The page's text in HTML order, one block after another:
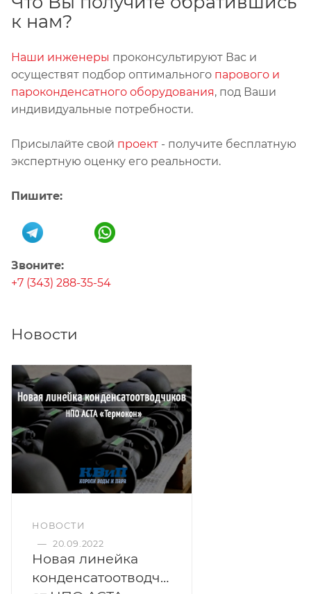
к нам?
Наши инженеры проконсультируют Вас и
осуществят подбор оптимального парового и
пароконденсатного оборудования, под Ваши
индивидуальные потребности.
Присылайте свой проект - получите бесплатную
экспертную оценку его реальности.
Пишите:
Звоните:
+7 (343) 288-35-54
Новости
НОВОСТИ
— 20.09.2022
Новая линейка
конденсатоотводчиков